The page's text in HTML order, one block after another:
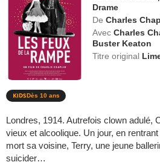
Drame
De Charles
Avec Charles
Buster Keaton
Titre original
Dès 10 ans
Londres, 1914. Autrefois clown adulé,
vieux et alcoolique. Un jour, en
mort sa voisine, Terry, une jeune
suicider…